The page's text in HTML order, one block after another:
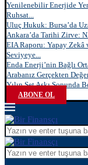
Yenilenebilir Enerjide
Ruhsat...
Uluç Hukuk: Bursa’da
Ankara’da Tarihi Zirve:
EIA Raporu: Yapay
Seviyeye...
Enda Enerji’nin Bağlı
Arabanız Gerçekten
Yılın Set Aşkı Sonunda
ABONE OL